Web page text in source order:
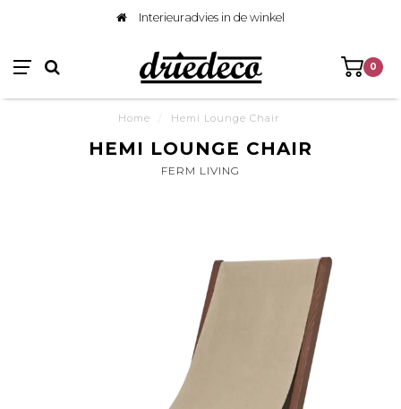
Interieuradvies in de winkel
0
Home Hemi Lounge Chair
HEMI LOUNGE CHAIR
FERM LIVING